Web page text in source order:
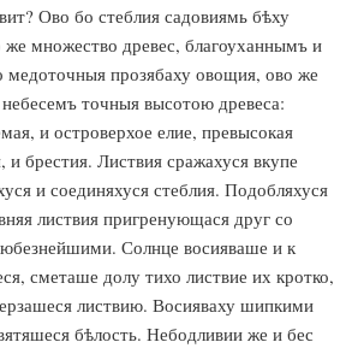
Ово бо стеблия садовиямь бѣху
множество древес, благоуханнымъ и
прозябаху овощия, ово же
точныя высотою древеса:
и островерхое елие, превысокая
и брестия. Листвия сражахуся вкупе
и соединяхуся стеблия. Подобляхуся
листвия пригренующася друг со
Солнце восияваше и к
сметаше долу тихо листвие их кротко,
листвию. Восияваху шипкими
бѣлость. Небодливии же и бес